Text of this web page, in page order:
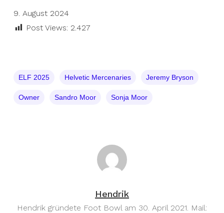
9. August 2024
Post Views: 2.427
ELF 2025 Helvetic Mercenaries Jeremy Bryson
Owner Sandro Moor Sonja Moor
Hendrik
Hendrik gründete Foot Bowl am 30. April 2021. Mail: